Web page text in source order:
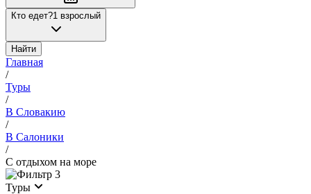
Кто едет?1 взрослый
Найти
Главная
/
Туры
/
В Словакию
/
В Салоники
/
С отдыхом на море
3
Туры